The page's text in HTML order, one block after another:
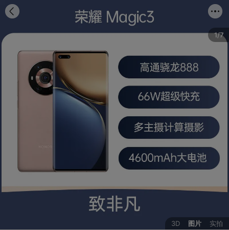
3D 图片 实拍
1/7